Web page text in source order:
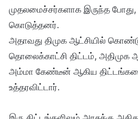
முதலமைச்சர்களாக இருந்த போது,
கொடுத்தனர்.
அதாவது திமுக ஆட்சியில்
தொலைக்காட்சி திட்டம், அதிமுக
அம்மா கேண்டீன் ஆகிய திட்டங்களை
உத்தரவிட்டார்.